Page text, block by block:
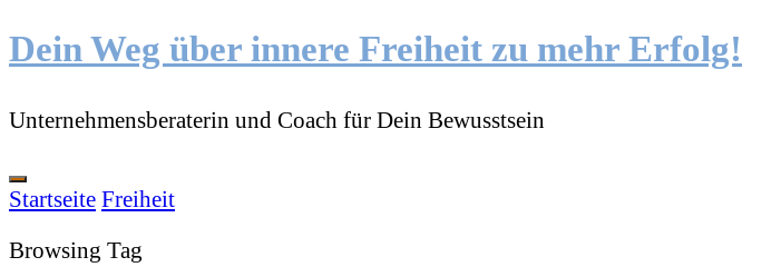
Dein Weg über innere Freiheit zu mehr Erfolg!
Unternehmensberaterin und Coach für Dein Bewusstsein
Startseite Freiheit
Browsing Tag